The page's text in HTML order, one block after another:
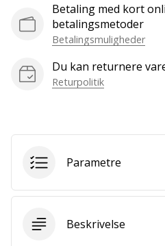
artikler
Betaling med kort
betalingsmetoder
Betalingsmuligheder
Du kan returnere
Returpolitik
Parametre
Beskrivelse